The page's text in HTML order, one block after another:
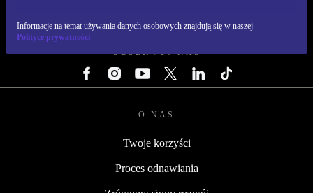
Informacje na temat używania danych osobowych znajdują się w naszej
Polityce prywatności
OBSERWUJ NAS
O NAS
Twoje korzyści
Proces odnawiania